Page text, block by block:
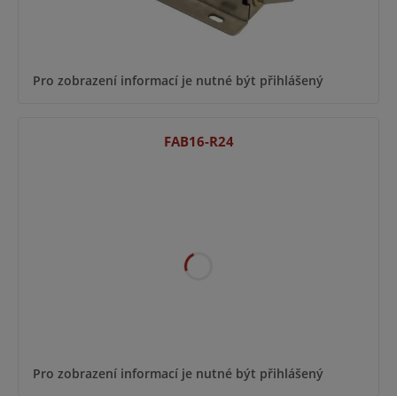
Pro zobrazení informací je nutné být přihlášený
FAB16-R24
Pro zobrazení informací je nutné být přihlášený